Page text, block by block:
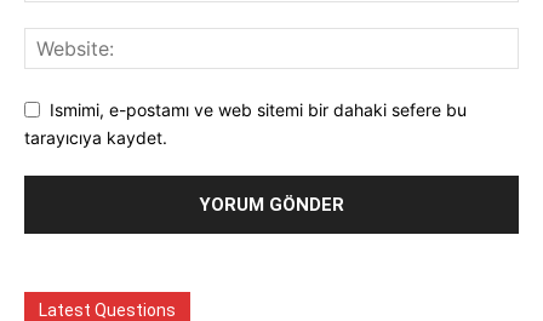
Ismimi, e-postamı ve web sitemi bir dahaki sefere bu
tarayıcıya kaydet.
Latest Questions